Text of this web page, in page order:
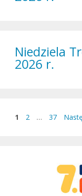
Niedziela
2026 r.
Strona
1 Strona
2 … Strona
37